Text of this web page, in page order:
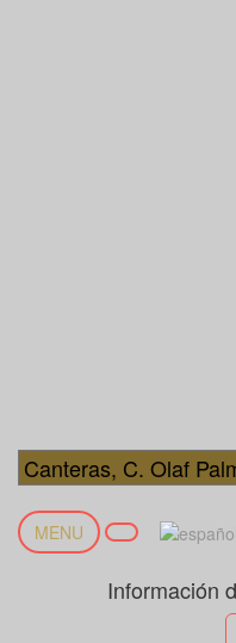
MENU
Información